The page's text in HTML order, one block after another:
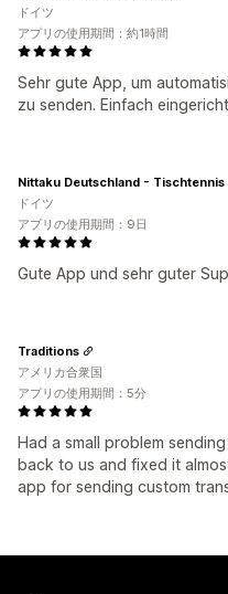
Sehr gute App, um
zu senden. Einfach
ドイツ
アプリの使用期間：約1時間
Gute App und sehr guter
Nittaku Deutschland -
ドイツ
アプリの使用期間：9日
Had a small problem
back to us and fixed it
app for sending custom
Traditions
アメリカ合衆国
アプリの使用期間：5分